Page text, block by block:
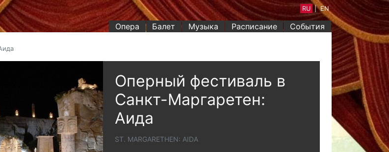
Опера Балет Музыка Расписание События
RU | EN
Оперный фестиваль в
Санкт-Маргаретен:
Аида
ST. MARGARETHEN: AIDA